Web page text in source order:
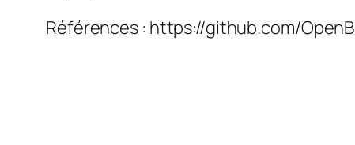
Références : https://github.com/